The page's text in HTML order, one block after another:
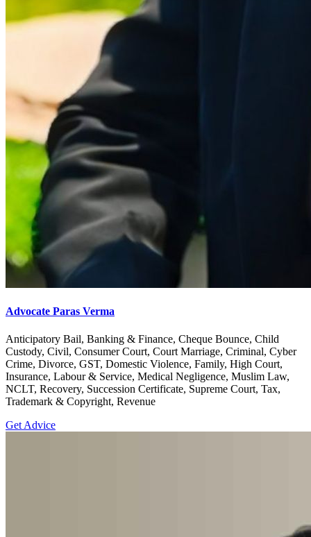
Advocate Paras Verma
Anticipatory Bail, Banking & Finance, Cheque Bounce, Child
Custody, Civil, Consumer Court, Court Marriage, Criminal, Cyber
Crime, Divorce, GST, Domestic Violence, Family, High Court,
Insurance, Labour & Service, Medical Negligence, Muslim Law,
NCLT, Recovery, Succession Certificate, Supreme Court, Tax,
Trademark & Copyright, Revenue
Get Advice